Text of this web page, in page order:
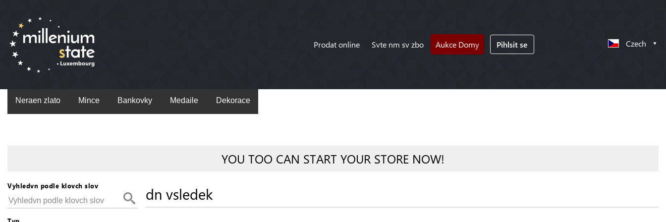
Prodat online Svte nm sv zbo Aukce Domy Pihlsit se Czech
Neraen zlato Mince Bankovky Medaile Dekorace
YOU TOO CAN START YOUR STORE NOW!
Vyhledvn podle klovch slov dn vsledek